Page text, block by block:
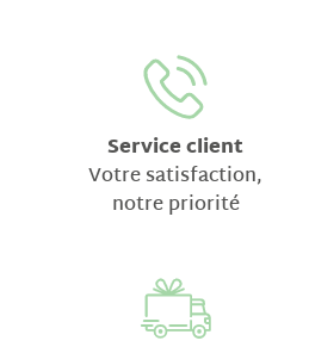
Service client
Votre satisfaction,
notre priorité